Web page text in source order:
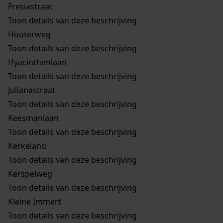
Fresiastraat
Toon details van deze beschrijving
Houterweg
Toon details van deze beschrijving
Hyacinthenlaan
Toon details van deze beschrijving
Julianastraat
Toon details van deze beschrijving
Keesmanlaan
Toon details van deze beschrijving
Kerkeland
Toon details van deze beschrijving
Kerspelweg
Toon details van deze beschrijving
Kleine Immert
Toon details van deze beschrijving